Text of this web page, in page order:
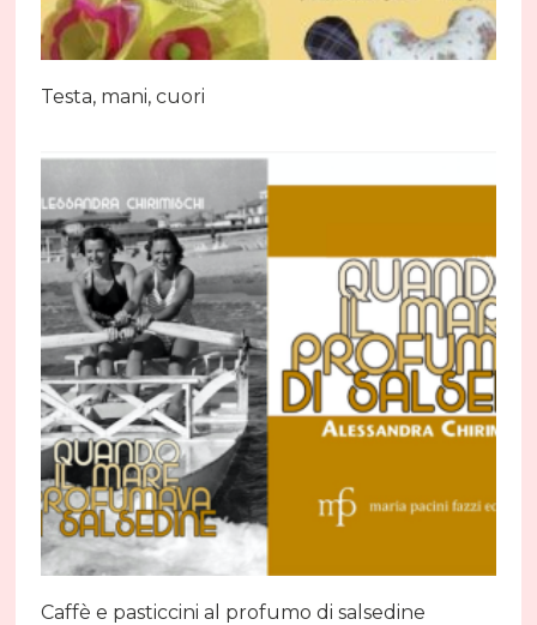
Testa, mani, cuori
Caffè e pasticcini al profumo di salsedine